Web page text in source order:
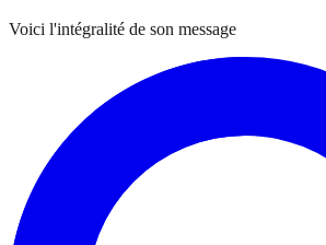
Voici l'intégralité de son message